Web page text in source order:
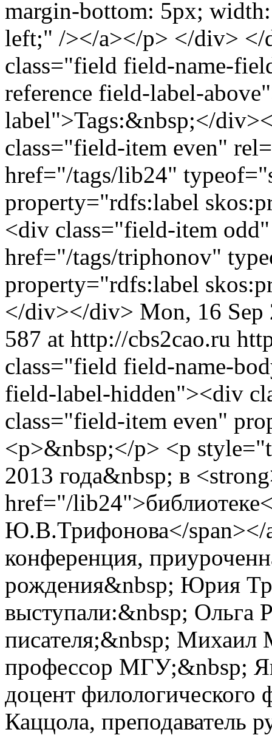
margin-bottom: 5px;
left;" /></a></p> </div>
class="field field-name-
reference field-label-
label">Tags:&nbsp;</
class="field-item even"
href="/tags/lib24"
property="rdfs:label
<div class="field-item
href="/tags/triphonov"
property="rdfs:label
</div></div> Mon, 16
587 at http://cbs2cao.ru
class="field field-name-
field-label-hidden"><div
class="field-item even"
<p>&nbsp;</p> <p
2013 года&nbsp; в
href="/
Ю.В.Трифонова</span></
конференция,
рождения&nbsp; Юрия
выступали:&nbsp; Ольга
писателя;&nbsp; Михаил
профессор МГУ;&nbsp;
доцент
Каццола, преподаватель